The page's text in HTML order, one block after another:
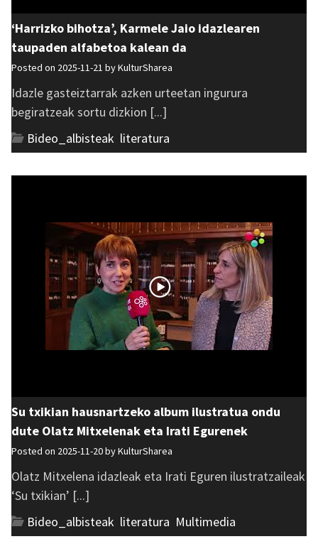
‘Harrizko bihotza’, Karmele Jaio idazlearen
taupaden alfabetoa kalean da
Posted on 2025-11-21 byKulturSharea
Idazle gasteiztarrak azken urteetan ingurura
begiratzeak sortu dizkion [...]
Bideo_albisteak literatura
Su txikian hausnartzeko album ilustratua ondu
dute Olatz Mitxelenak eta Irati Egurenek
Posted on 2025-11-20 byKulturSharea
Olatz Mitxelena idazleak eta Irati Eguren ilustratzaileak
‘Su txikian’ [...]
Bideo_albisteak literatura Multimedia